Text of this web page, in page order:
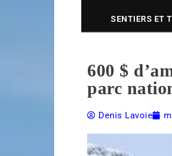
SENTIERS ET
600 $
parc
Denis Lavoie